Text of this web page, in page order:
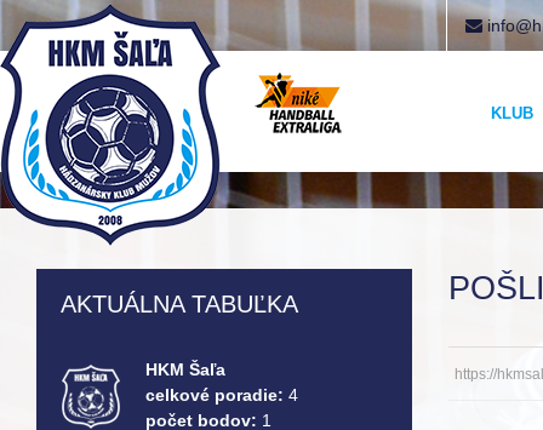
KLUB
https://
AKTUÁLNA TABUĽKA
HKM Šaľa
celkové poradie: 4
počet bodov: 1